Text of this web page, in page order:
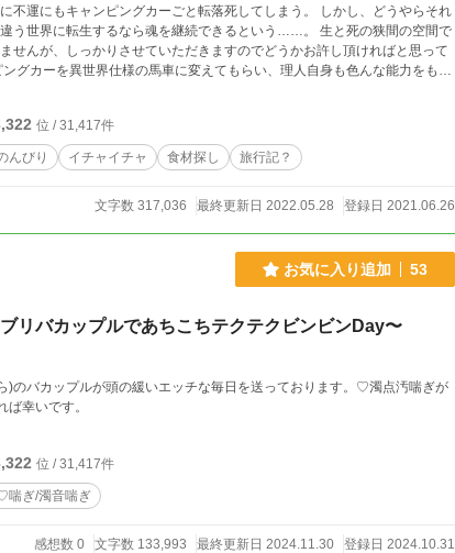
ャンピングカーごと転落死してしまう。 しかし、どうやらそれ
転生するなら魂を継続できるという……。 生と死の狭間の空間で
せんが、しっかりさせていただきますのでどうかお許し頂ければと思って
。 ※更新は基本的に不定期に
位 / 31,417件
んびり イチャイチャ 食材探し 旅行記？
文字数 317,036 最終更新日 2022.05.28 登録日 2021.06.26
お気に入り追加 53
リバカップルであちこちテクテクビンビンDay〜
)のバカップルが頭の緩いエッチな毎日を送っております。♡濁点汚喘ぎが
幸いです。
位 / 31,417件
喘ぎ/濁音喘ぎ
感想数 0 文字数 133,993 最終更新日 2024.11.30 登録日 2024.10.31